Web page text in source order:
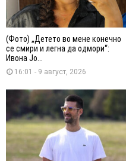
(Фото) „Детето во мене конечно
се смири и легна да одмори“:
Ивона Јо...
16:01 - 9 август, 2026